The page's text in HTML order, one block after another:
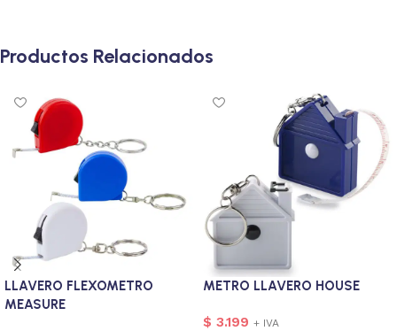
Productos Relacionados
LLAVERO FLEXOMETRO
MEASURE
METRO LLAVERO HOUSE
$ 3.199 + IVA